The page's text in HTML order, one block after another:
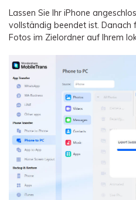
Lassen Sie Ihr iPhone
vollständig beendet ist. Danach
Fotos im Zielordner auf Ihrem